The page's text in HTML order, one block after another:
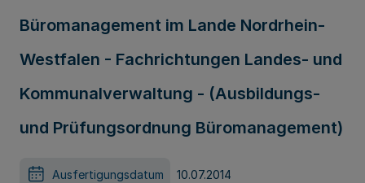
Büromanagement im Lande Nordrhein-
Westfalen - Fachrichtungen Landes- und
Kommunalverwaltung - (Ausbildungs-
und Prüfungsordnung Büromanagement)
Ausfertigungsdatum 10.07.2014